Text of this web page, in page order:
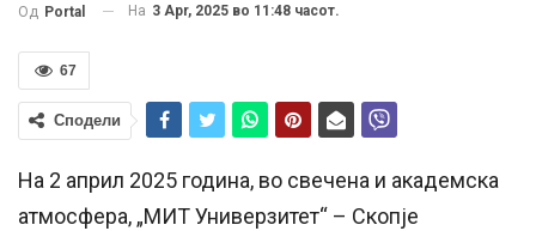
Од Portal На 3 Apr, 2025 во 11:48 часот.
67
Сподели
На 2 април 2025 година, во свечена и академска
атмосфера, „МИТ Универзитет“ – Скопје